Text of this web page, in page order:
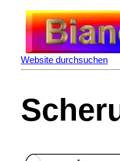
Website durchsuchen